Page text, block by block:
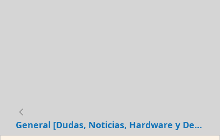
General [Dudas, Noticias, Hardware y Debates]